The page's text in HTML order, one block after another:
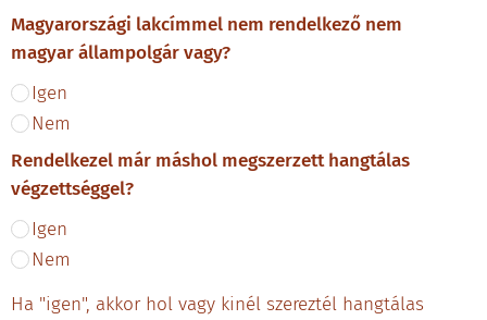
Magyarországi lakcímmel nem rendelkező nem
magyar állampolgár vagy?
Igen
Nem
Rendelkezel már máshol megszerzett hangtálas
végzettséggel?
Igen
Nem
Ha "igen", akkor hol vagy kinél szereztél hangtálas